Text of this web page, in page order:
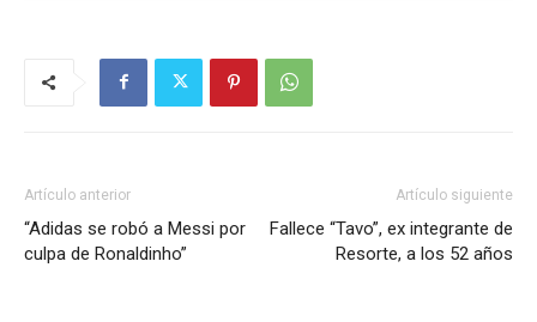
Artículo anterior
“Adidas se robó a Messi por
culpa de Ronaldinho”
Artículo siguiente
Fallece “Tavo”, ex integrante de
Resorte, a los 52 años